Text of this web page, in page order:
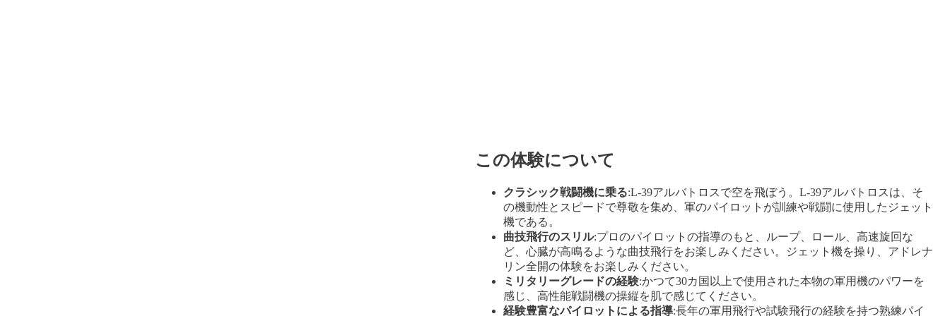
この体験について
クラシック戦闘機に乗る:L-39アルバトロスで空を飛ぼう。L-39アルバトロスは、そ
の機動性とスピードで尊敬を集め、軍のパイロットが訓練や戦闘に使用したジェット
機である。
曲技飛行のスリル:プロのパイロットの指導のもと、ループ、ロール、高速旋回な
ど、心臓が高鳴るような曲技飛行をお楽しみください。ジェット機を操り、アドレナ
リン全開の体験をお楽しみください。
ミリタリーグレードの経験:かつて30カ国以上で使用された本物の軍用機のパワーを
感じ、高性能戦闘機の操縦を肌で感じてください。
経験豊富なパイロットによる指導:長年の軍用飛行や試験飛行の経験を持つ熟練パイ